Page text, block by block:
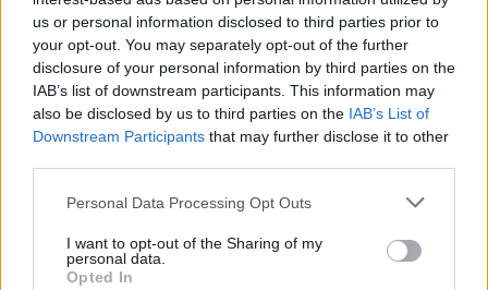
us or personal information disclosed to third parties prior to
your opt-out. You may separately opt-out of the further
disclosure of your personal information by third parties on the
IAB’s list of downstream participants. This information may
also be disclosed by us to third parties on the IAB’s List of
Downstream Participants that may further disclose it to other
Personal Data Processing Opt Outs
I want to opt-out of the Sharing of my
personal data.
Opted In
05 sierpnia 2026, 13:28
Skóra po wakacjach woła o
regenerację. 5 kroków, które zwrócą jej
blask i komfort